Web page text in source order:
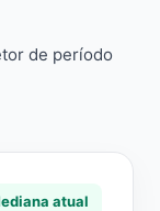
de período
atual